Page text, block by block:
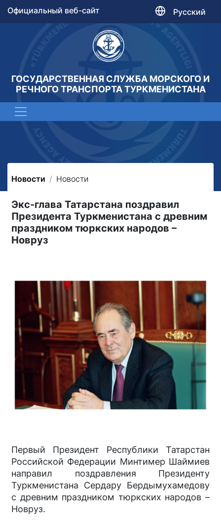
Официальный веб-сайт Русский
ГОСУДАРСТВЕННАЯ СЛУЖБА МОРСКОГО И
РЕЧНОГО ТРАНСПОРТА ТУРКМЕНИСТАНА
Новости Новости
Экс-глава Татарстана поздравил
Президента Туркменистана с древним
праздником тюркских народов –
Новруз
Первый Президент Республики Татарстан
Российской Федерации Минтимер Шаймиев
направил поздравления Президенту
Туркменистана Сердару Бердымухамедову
с древним праздником тюркских народов –
Новруз.